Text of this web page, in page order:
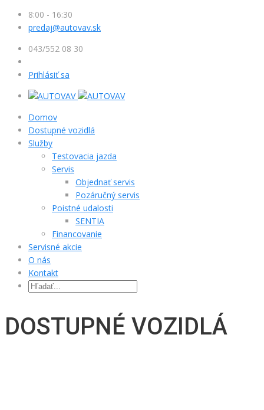
8:00 - 16:30
predaj@autovav.sk
043/552 08 30
Prihlásiť sa
Domov
Dostupné vozidlá
Služby
Testovacia jazda
Servis
Objednať servis
Pozáručný servis
Poistné udalosti
SENTIA
Financovanie
Servisné akcie
O nás
Kontakt
DOSTUPNÉ VOZIDLÁ